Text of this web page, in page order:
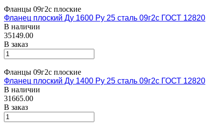
Фланцы 09г2с плоские
Фланец плоский Ду 1600 Ру 25 сталь 09г2с ГОСТ 12820
В наличии
35149.00
В заказ
Фланцы 09г2с плоские
Фланец плоский Ду 1400 Ру 25 сталь 09г2с ГОСТ 12820
В наличии
31665.00
В заказ